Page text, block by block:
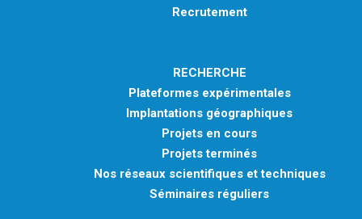
Recrutement
RECHERCHE
Plateformes expérimentales
Implantations géographiques
Projets en cours
Projets terminés
Nos réseaux scientifiques et techniques
Séminaires réguliers